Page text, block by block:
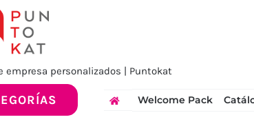
empresa personalizados | Puntokat
Welcome Pack